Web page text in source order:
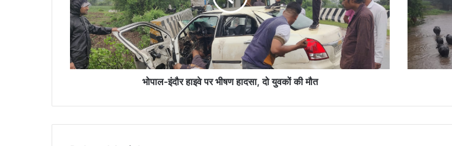
युवकों
की
मौत
भोपाल-इंदौर हाइवे पर भीषण हादसा, दो युवकों की मौत
से
20
घंटे
से
अधिक